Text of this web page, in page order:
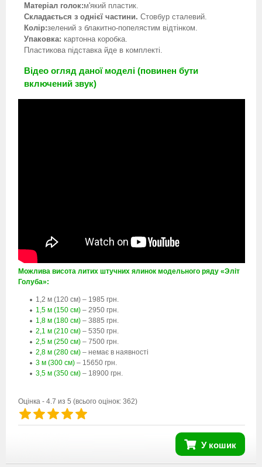
Матеріал голок:м'який пластик.
Складається з однієї частини. Стовбур сталевий.
Колір:зелений з блакитно-попелястим відтінком.
Упаковка: картонна коробка.
Пластикова підставка йде в комплекті.
Відео огляд даної моделі (повинен бути
включений звук)
Можлива висота литих штучних ялинок модельного ряду «Эліт
Голуба»:
1,2 м (120 см) – 1985 грн.
1,5 м (150 см) – 2950 грн.
1,8 м (180 см) – 3885 грн.
2,1 м (210 см) – 5350 грн.
2,5 м (250 см) – 7500 грн.
2,8 м (280 см) – немає в наявності
3 м (300 см) – 15650 грн.
3,5 м (350 см) – 18900 грн.
Оцінка - 4.7 из 5 (всього оцінок: 362)
У кошик